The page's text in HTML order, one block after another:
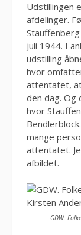
Udstillingen
afdelinger.
juli 1944. I
udstilling
hvor
attentatet,
den dag. Og
hvor
Bendlerblock
mange
attentatet.
afbildet.
GDW.